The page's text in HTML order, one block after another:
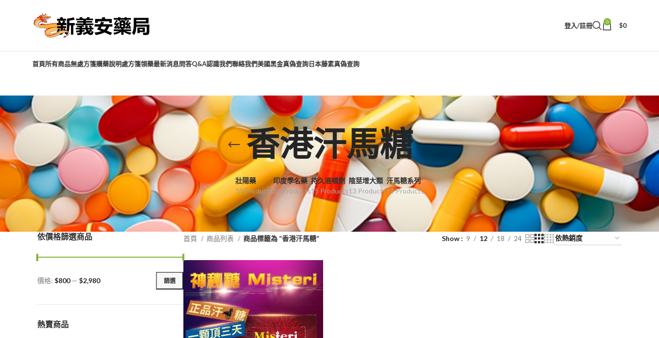
登入/註冊 0 $0
首頁所有商品無處方箋購藥說明處方箋領藥最新消息問答Q&A認識我們聯絡我們美國黑金真偽查詢日本藤素真偽查詢
香港汗馬糖
壯陽藥
30 Products
印度學名藥
16 Products
持久液噴劑
15 Products
陰莖增大類
13 Products
汗馬糖系列
14 Products
依價格篩選商品
最
價
最
價
篩選
價格: $800— $2,980
熱賣商品
首頁 商品列表 商品標籤為 “香港汗馬糖” Show 9 12 18 24